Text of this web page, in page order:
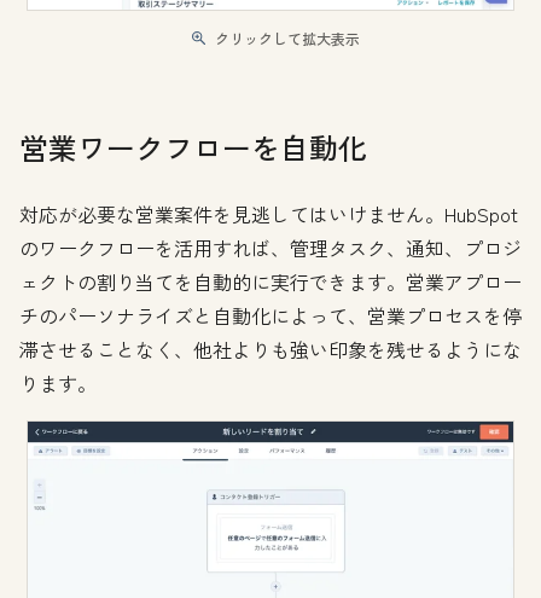
クリックして拡大表示
営業ワークフローを自動化
対応が必要な営業案件を見逃してはいけません。HubSpot
のワークフローを活用すれば、管理タスク、通知、プロジ
ェクトの割り当てを自動的に実行できます。営業アプロー
チのパーソナライズと自動化によって、営業プロセスを停
滞させることなく、他社よりも強い印象を残せるようにな
ります。